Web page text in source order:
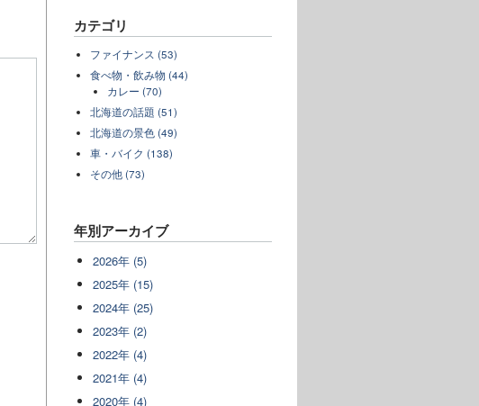
カテゴリ
ファイナンス (53)
食べ物・飲み物 (44)
カレー (70)
北海道の話題 (51)
北海道の景色 (49)
車・バイク (138)
その他 (73)
年別アーカイブ
2026年 (5)
2025年 (15)
2024年 (25)
2023年 (2)
2022年 (4)
2021年 (4)
2020年 (4)